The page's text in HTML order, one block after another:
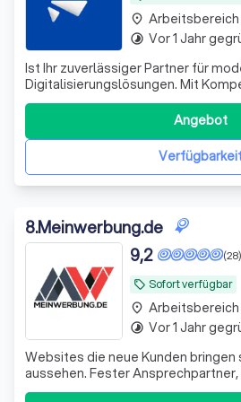
Ist Ihr zuverlässiger Partner für
Digitalisierungslösungen. Mit
und einem starken
unsere Kunden bei der Umsetzung
Unser freundliches Support-Team
schnell, lösungsorientiert und
Angebot
place
timelapse Vor 1 Jahr
8.Meinwerbung.de
local_offer Sofort verfügbar
(28)
9,2
Websites die neue Kunden
aussehen. Fester
& 100% Geld-zurück-Garantie.
place
timelapse Vor 1 Jahr